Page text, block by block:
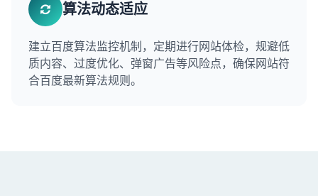
算法动态适应
建立百度算法监控机制，定期进行网站体检，规避低
质内容、过度优化、弹窗广告等风险点，确保网站符
合百度最新算法规则。